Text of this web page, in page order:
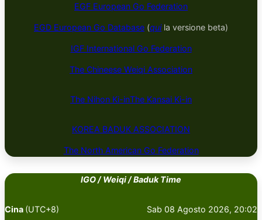
EGF European Go Federation
EGD European Go Database (quila versione beta)
IGF International Go Federation
The Chineese Weiqi Association
The Nihon Ki-inThe Kansai Ki-in
KOREA BADUK ​​​​ASSOCIATION
The North American Go Federation
IGO / Weiqi / Baduk Time
Cina (UTC+8) Sab 08 Agosto 2026, 20:02